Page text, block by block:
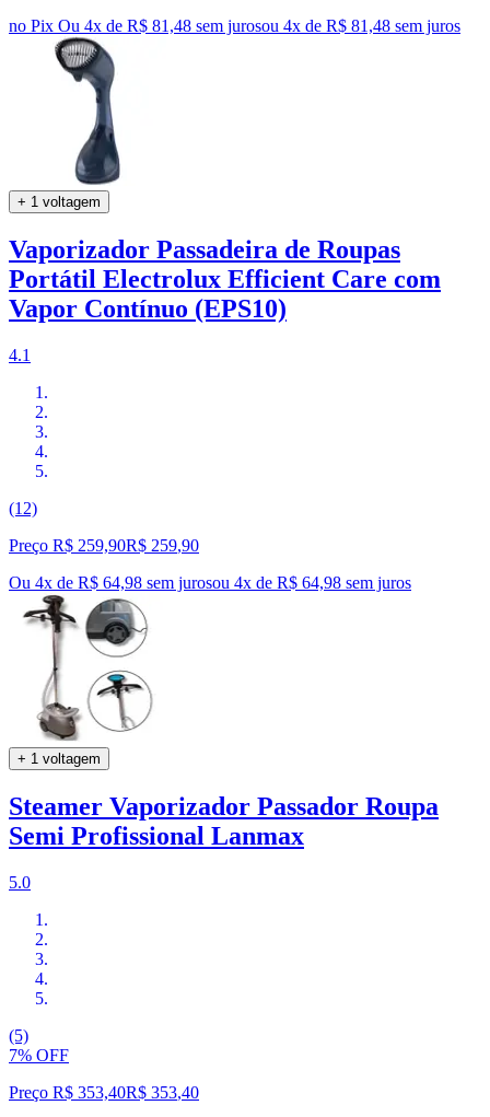
no Pix Ou 4x de R$ 81,48 sem jurosou 4x de R$ 81,48 sem juros
+ 1 voltagem
Vaporizador Passadeira de Roupas
Portátil Electrolux Efficient Care com
Vapor Contínuo (EPS10)
4.1
(12)
Preço R$ 259,90R$ 259,90
Ou 4x de R$ 64,98 sem jurosou 4x de R$ 64,98 sem juros
+ 1 voltagem
Steamer Vaporizador Passador Roupa
Semi Profissional Lanmax
5.0
(5)
7% OFF
Preço R$ 353,40R$ 353,40